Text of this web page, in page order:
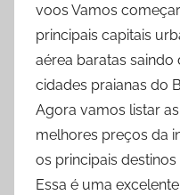
voos Vamos
principais capitais
aérea baratas saindo
cidades praianas do
Agora vamos listar
melhores preços da
os principais
Essa é uma